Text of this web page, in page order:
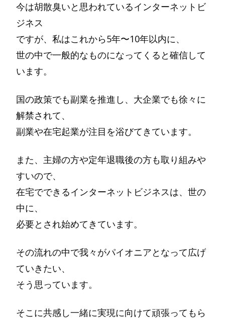
今は胡散臭いと思われているインターネットビ
ジネス
ですが、私はこれから5年〜10年以内に、
世の中で一般的なものになってくると確信して
います。
国の政策でも副業を推進し、大企業でも徐々に
解禁されて、
副業や在宅起業が注目を浴びてきています。
また、主婦の方や定年退職後の方も取り組みや
すいので、
在宅でできるインターネットビジネスは、世の
中に、
必要とされ始めてきています。
その流れの中で我々がパイオニアとなって広げ
ていきたい、
そう思っています。
そこに共感し一緒に実現に向けて頑張ってもら